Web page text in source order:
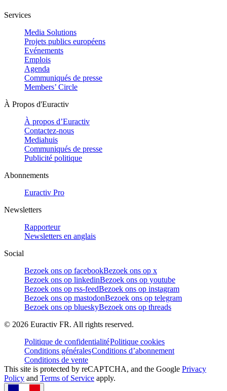
Services
Media Solutions
Projets publics européens
Evénements
Emplois
Agenda
Communiqués de presse
Members’ Circle
À Propos d'Euractiv
À propos d’Euractiv
Contactez-nous
Mediahuis
Communiqués de presse
Publicité politique
Abonnements
Euractiv Pro
Newsletters
Rapporteur
Newsletters en anglais
Social
Bezoek ons op facebookBezoek ons op x
Bezoek ons op linkedinBezoek ons op youtube
Bezoek ons op rss-feedBezoek ons op instagram
Bezoek ons op mastodonBezoek ons op telegram
Bezoek ons op blueskyBezoek ons op threads
© 2026 Euractiv FR. All rights reserved.
Politique de confidentialitéPolitique cookies
Conditions généralesConditions d’abonnement
Conditions de vente
This site is protected by reCAPTCHA, and the Google Privacy
Policy and Terms of Service apply.